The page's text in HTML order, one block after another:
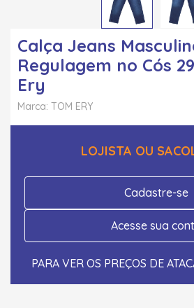
Calça Jeans
Regulagem no Cós
Ery
Marca: TOM ERY
LOJISTA OU
Cadastre-se
Acesse sua
PARA VER OS PREÇOS DE